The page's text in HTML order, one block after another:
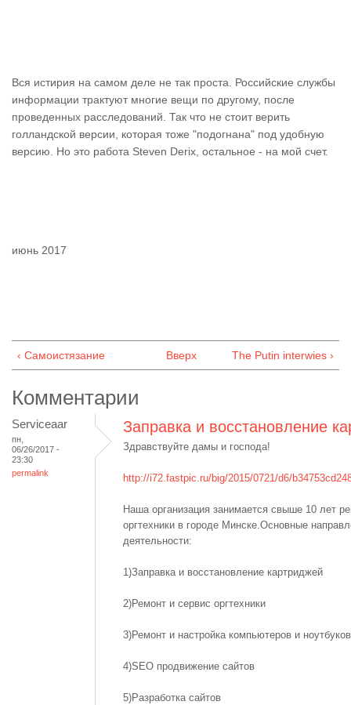
Вся истирия на самом деле не так проста. Российские службы
информации трактуют многие вещи по другому, после
проведенных расследований. Так что не стоит верить
голландской версии, которая тоже "подогнана" под удобную
версию. Но это работа Steven Derix, остальное - на мой счет.
июнь 2017
‹ Самоистязание Вверх The Putin interwies ›
Комментарии
Serviceaar
пн,
06/26/2017 -
23:30
permalink
Заправка и восстановление
Здравствуйте дамы и господа!
http://i72.fastpic.ru/big/2015/0721/d6/
Наша организация занимается свыше 10 лет
оргтехники в городе Минске.Основные
деятельности:
1)Заправка и восстановление картриджей
2)Ремонт и сервис оргтехники
3)Ремонт и настройка компьютеров и ноутбуков
4)SEO продвижение сайтов
5)Разработка сайтов